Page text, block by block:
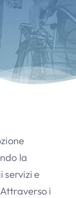
la
e
i